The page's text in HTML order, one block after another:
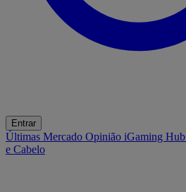
Entrar
Últimas Mercado Opinião iGaming Hub
e Cabelo